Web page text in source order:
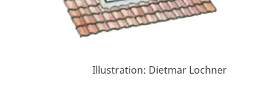
Illustration: Dietmar Lochner